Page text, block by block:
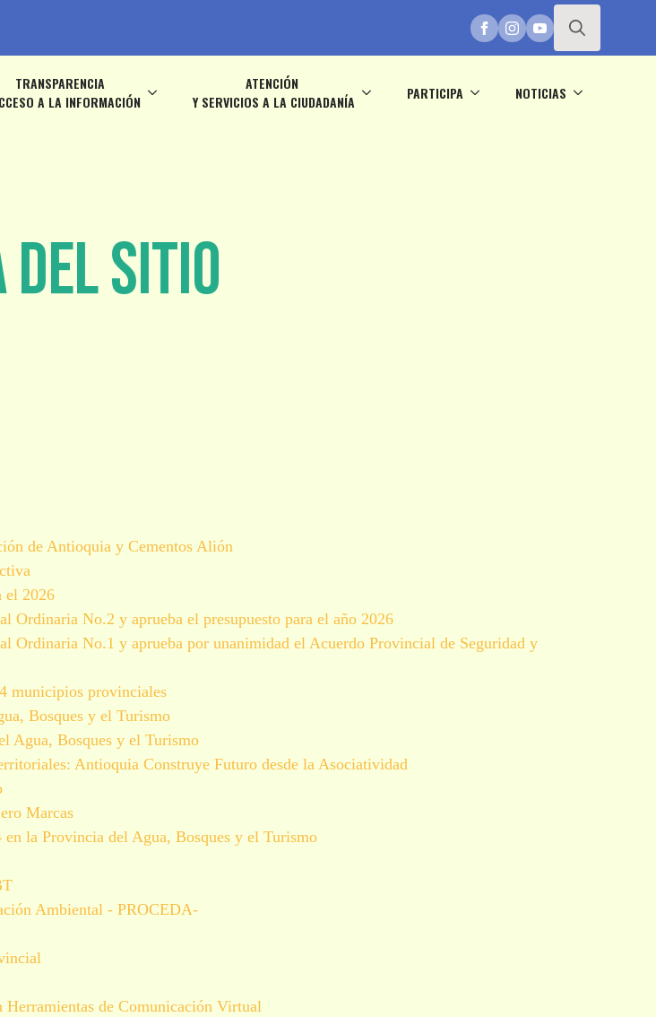
for:
TRANSPARENCIA
A LA INFORMACIÓN
ATENCIÓN
Y SERVICIOS A LA CIUDADANÍA
PARTICIPA NOTICIAS
del sitio
de Antioquia y Cementos Alión
el 2026
No.2 y aprueba el presupuesto para el año 2026
Ordinaria No.1 y aprueba por unanimidad el Acuerdo Provincial de Seguridad y
municipios provinciales
Bosques y el Turismo
Agua, Bosques y el Turismo
Antioquia Construye Futuro desde la Asociatividad
Marcas
la Provincia del Agua, Bosques y el Turismo
Ambiental - PROCEDA-
de Comunicación Virtual